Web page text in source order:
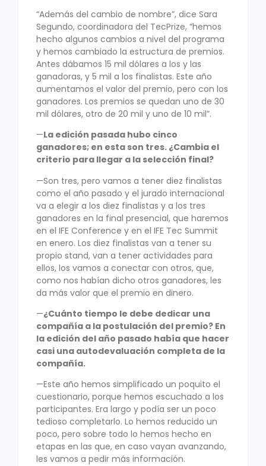
“Además del cambio de nombre”, dice Sara
Segundo, coordinadora del TecPrize, “hemos
hecho algunos cambios a nivel del programa
y hemos cambiado la estructura de premios.
Antes dábamos 15 mil dólares a los y las
ganadoras, y 5 mil a los finalistas. Este año
aumentamos el valor del premio, pero con los
ganadores. Los premios se quedan uno de 30
mil dólares, otro de 20 mil y uno de 10 mil”.
—La edición pasada hubo cinco
ganadores; en esta son tres. ¿Cambia el
criterio para llegar a la selección final?
—Son tres, pero vamos a tener diez finalistas
como el año pasado y el jurado internacional
va a elegir a los diez finalistas y a los tres
ganadores en la final presencial, que haremos
en el IFE Conference y en el IFE Tec Summit
en enero. Los diez finalistas van a tener su
propio stand, van a tener actividades para
ellos, los vamos a conectar con otros, que,
como nos habían dicho otros ganadores, les
da más valor que el premio en dinero.
—¿Cuánto tiempo le debe dedicar una
compañía a la postulación del premio? En
la edición del año pasado había que hacer
casi una autodevaluación completa de la
compañía.
—Este año hemos simplificado un poquito el
cuestionario, porque hemos escuchado a los
participantes. Era largo y podía ser un poco
tedioso completarlo. Lo hemos reducido un
poco, pero sobre todo lo hemos hecho en
etapas en las que, en caso vayan avanzando,
les vamos a pedir más información.